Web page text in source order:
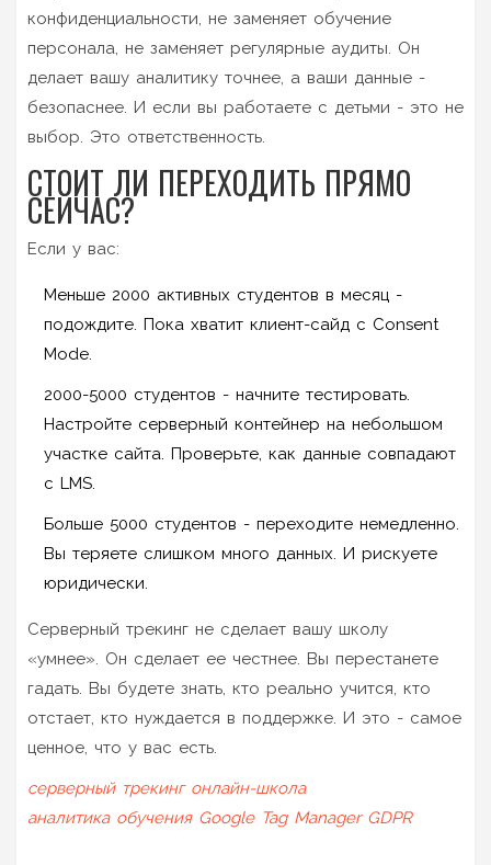
конфиденциальности, не заменяет обучение
персонала, не заменяет регулярные аудиты. Он
делает вашу аналитику точнее, а ваши данные -
безопаснее. И если вы работаете с детьми - это не
выбор. Это ответственность.
СТОИТ ЛИ ПЕРЕХОДИТЬ ПРЯМО
СЕЙЧАС?
Если у вас:
Меньше 2000 активных студентов в месяц -
подождите. Пока хватит клиент-сайд с Consent
Mode.
2000-5000 студентов - начните тестировать.
Настройте серверный контейнер на небольшом
участке сайта. Проверьте, как данные совпадают
с LMS.
Больше 5000 студентов - переходите немедленно.
Вы теряете слишком много данных. И рискуете
юридически.
Серверный трекинг не сделает вашу школу
«умнее». Он сделает ее честнее. Вы перестанете
гадать. Вы будете знать, кто реально учится, кто
отстает, кто нуждается в поддержке. И это - самое
ценное, что у вас есть.
серверный трекинг онлайн-школа
аналитика обучения Google Tag Manager GDPR